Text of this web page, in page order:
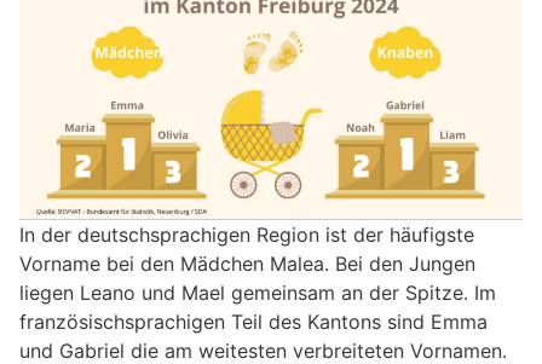
In der deutschsprachigen Region ist der häufigste
Vorname bei den Mädchen Malea. Bei den Jungen
liegen Leano und Mael gemeinsam an der Spitze. Im
französischsprachigen Teil des Kantons sind Emma
und Gabriel die am weitesten verbreiteten Vornamen.